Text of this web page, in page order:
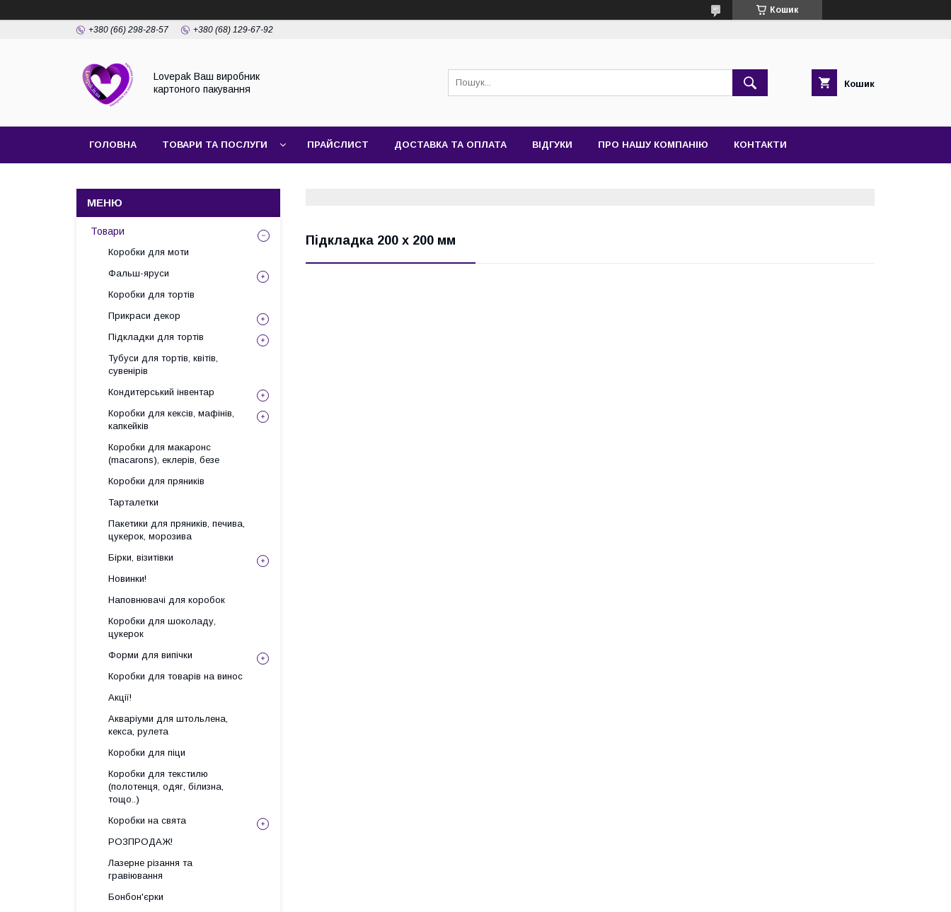
Кошик
+380 (66) 298-28-57 +380 (68) 129-67-92
Lovepak Ваш виробник
картоного пакування
Кошик
ГОЛОВНА ТОВАРИ ТА ПОСЛУГИ ПРАЙСЛИСТ ДОСТАВКА ТА ОПЛАТА ВІДГУКИ ПРО НАШУ КОМПАНІЮ КОНТАКТИ
Підкладка 200 х 200 мм
Товари
Коробки для моти
Фальш-яруси
Коробки для тортів
Прикраси декор
Підкладки для тортів
Тубуси для тортів, квітів,
сувенірів
Кондитерський інвентар
Коробки для кексів, мафінів,
капкейків
Коробки для макаронс
(macarons), еклерів, безе
Коробки для пряників
Тарталетки
Пакетики для пряників, печива,
цукерок, морозива
Бірки, візитівки
Новинки!
Наповнювачі для коробок
Коробки для шоколаду,
цукерок
Форми для випічки
Коробки для товарів на винос
Акції!
Акваріуми для штольлена,
кекса, рулета
Коробки для піци
Коробки для текстилю
(полотенця, одяг, білизна,
тощо..)
Коробки на свята
РОЗПРОДАЖ!
Лазерне різання та
гравіювання
Бонбон'єрки